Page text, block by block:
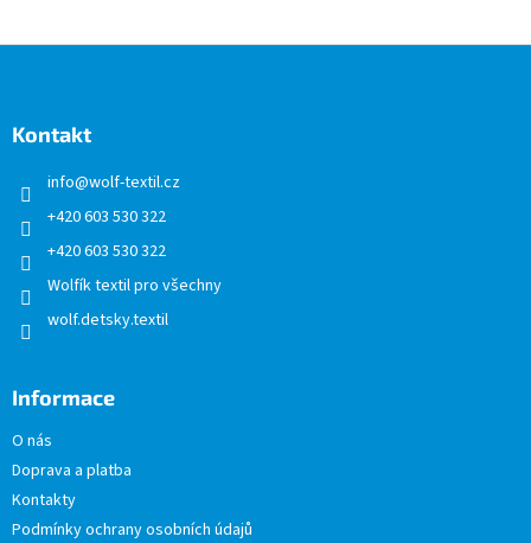
Kontakt
info@wolf-textil.cz
+420 603 530 322
+420 603 530 322
Wolfík textil pro všechny
wolf.detsky.textil
Informace
O nás
Doprava a platba
Kontakty
Podmínky ochrany osobních údajů